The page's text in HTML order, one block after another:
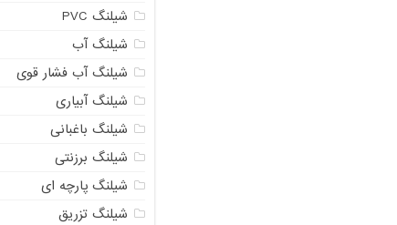
شیلنگ PVC
شیلنگ آب
شیلنگ آب فشار قوی
شیلنگ آبیاری
شیلنگ باغبانی
شیلنگ برزنتی
شیلنگ پارچه ای
شیلنگ تزریق